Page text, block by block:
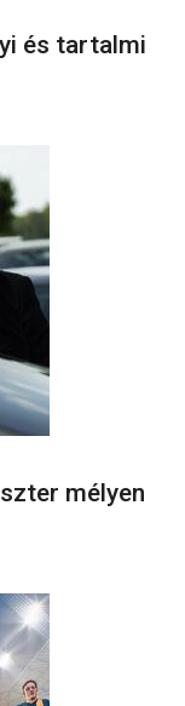
és tartalmi
mélyen